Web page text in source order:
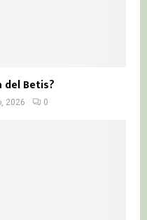
del Betis?
2026 0